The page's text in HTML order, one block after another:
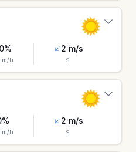
%
h
2 m/s
SI
%
h
2 m/s
SI